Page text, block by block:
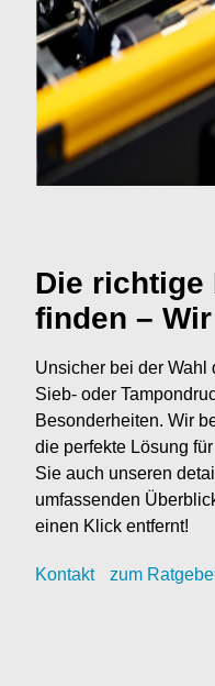
Die richtige
finden –
Unsicher bei der Wahl
Sieb- oder
Besonderheiten. Wir
die perfekte Lösung
Sie auch unseren
umfassenden
einen Klick entfernt!
Kontakt zum